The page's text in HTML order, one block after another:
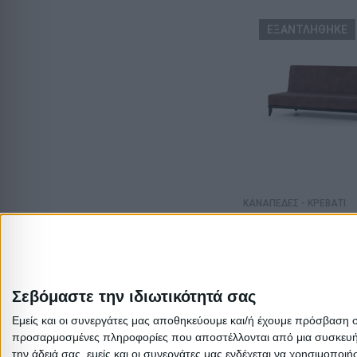
Σεβόμαστε την ιδιωτικότητά σας
Εμείς και οι συνεργάτες μας αποθηκεύουμε και/ή έχουμε
προσαρμοσμένες πληροφορίες που αποστέλλονται από μια συσκευή
την άδειά σας, εμείς και οι συνεργάτες μας ενδέχεται να
ΕΞΑΝΤΛΗΘΗΚΕ
ΚΑΝΑΠΕΔΕΣ - ΚΡΕΒΑΤΙ